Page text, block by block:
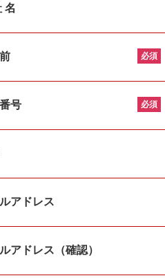
名
必須
号 必須
アドレス
アドレス（確認）